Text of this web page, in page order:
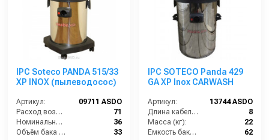
IPC Soteco PANDA 515/33
XP INOX (пылеводосос)
Артикул:
09711 ASDO
Расход воздуха (л/сек):
71
Номинальный диаметр принадлежностей (мм):
36
Объём бака (л):
33
IPC SOTECO Panda 429
GA XP Inox CARWASH
Артикул:
13744 ASDO
Длина кабеля (м):
8
Масса (кг):
22
Емкость бака для мусора (л):
62